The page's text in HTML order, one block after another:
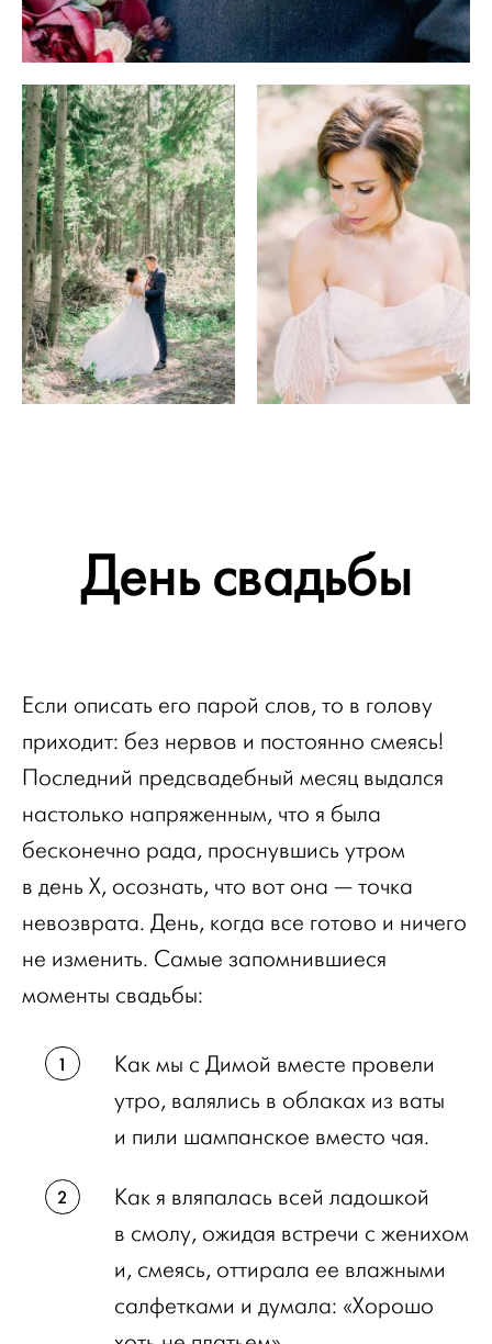
День свадьбы
Если описать его парой слов, то в голову
приходит: без нервов и постоянно смеясь!
Последний предсвадебный месяц выдался
настолько напряженным, что я была
бесконечно рада, проснувшись утром
в день Х, осознать, что вот она — точка
невозврата. День, когда все готово и ничего
не изменить. Самые запомнившиеся
моменты свадьбы:
Как мы с Димой вместе провели
утро, валялись в облаках из ваты
и пили шампанское вместо чая.
Как я вляпалась всей ладошкой
в смолу, ожидая встречи с женихом
и, смеясь, оттирала ее влажными
салфетками и думала: «Хорошо